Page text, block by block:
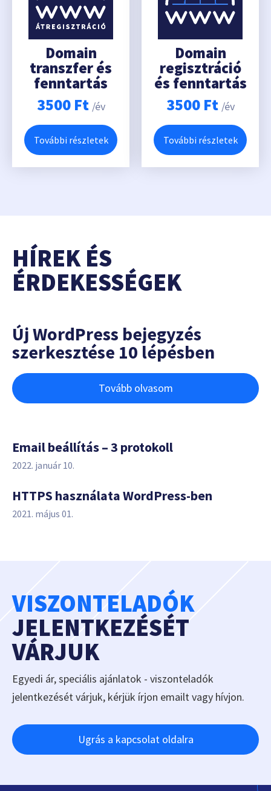
Domain
transzfer és
fenntartás
3500 Ft /év
További részletek
Domain
regisztráció
és fenntartás
3500 Ft /év
További részletek
HÍREK ÉS
ÉRDEKESSÉGEK
Új WordPress bejegyzés
szerkesztése 10 lépésben
Tovább olvasom
Email beállítás – 3 protokoll
2022. január 10.
HTTPS használata WordPress-ben
2021. május 01.
VISZONTELADÓK
JELENTKEZÉSÉT
VÁRJUK
Egyedi ár, speciális ajánlatok - viszonteladók
jelentkezését várjuk, kérjük írjon emailt vagy hívjon.
Ugrás a kapcsolat oldalra